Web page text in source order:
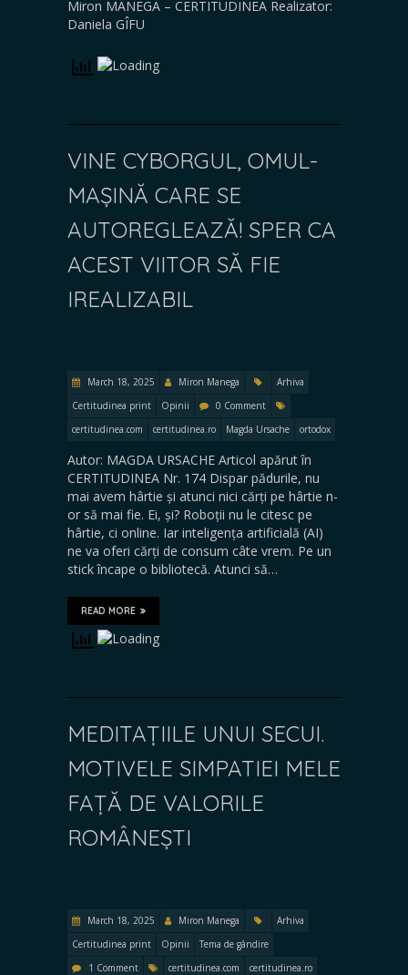
Miron MANEGA – CERTITUDINEA Realizator:
Daniela GÎFU
VINE CYBORGUL, OMUL-
MAȘINĂ CARE SE
AUTOREGLEAZĂ! SPER CA
ACEST VIITOR SĂ FIE
IREALIZABIL
March 18, 2025 Miron Manega
Arhiva
Certitudinea print
Opinii
0 Comment
certitudinea.com
certitudinea.ro Magda Ursache ortodox
Autor: MAGDA URSACHE Articol apărut în
CERTITUDINEA Nr. 174 Dispar pădurile, nu
mai avem hârtie și atunci nici cărți pe hârtie n-
or să mai fie. Ei, și? Roboții nu le citesc pe
hârtie, ci online. Iar inteligența artificială (AI)
ne va oferi cărți de consum câte vrem. Pe un
stick încape o bibliotecă. Atunci să…
READ MORE
MEDITAȚIILE UNUI SECUI.
MOTIVELE SIMPATIEI MELE
FAȚĂ DE VALORILE
ROMÂNEȘTI
March 18, 2025 Miron Manega
Arhiva
Certitudinea print
Opinii
Tema de gândire
1 Comment
certitudinea.com
certitudinea.ro